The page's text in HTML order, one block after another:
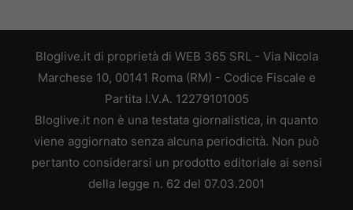
Bloglive.it di proprietà di WEB 365 SRL - Via Nicola
Marchese 10, 00141 Roma (RM) - Codice Fiscale e
Partita I.V.A. 12279101005
Bloglive.it non è una testata giornalistica, in quanto
viene aggiornato senza alcuna periodicità. Non può
pertanto considerarsi un prodotto editoriale ai sensi
della legge n. 62 del 07.03.2001